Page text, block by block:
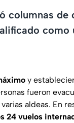
de
como
y
fueron
aldeas. En
24 vuelos